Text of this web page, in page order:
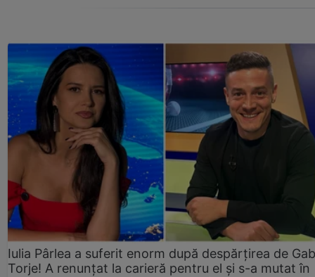
Iulia Pârlea a suferit enorm după despărțirea de
Torje! A renunțat la carieră pentru el și s-a mutat în